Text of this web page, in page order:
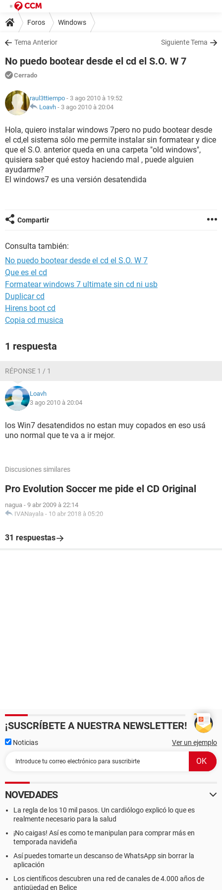
Foros Windows
Tema Anterior Siguiente Tema
No puedo bootear desde el cd el S.O. W 7
Cerrado
raul3ttiempo - 3 ago 2010 à 19:52
Loavh - 3 ago 2010 à 20:04
Hola, quiero instalar windows 7pero no pudo bootear desde
el cd,el sistema sólo me permite instalar sin formatear y dice
que el S.O. anterior queda en una carpeta "old windows",
quisiera saber qué estoy haciendo mal , puede alguien
ayudarme?
El windows7 es una versión desatendida
Compartir
Consulta también:
No puedo bootear desde el cd el S.O. W 7
Que es el cd
Formatear windows 7 ultimate sin cd ni usb
Duplicar cd
Hirens boot cd
Copia cd musica
1 respuesta
RÉPONSE 1 / 1
Loavh
3 ago 2010 à 20:04
los Win7 desatendidos no estan muy copados en eso usá
uno normal que te va a ir mejor.
Discusiones similares
Pro Evolution Soccer me pide el CD Original
nagua - 9 abr 2009 à 22:14
IVANayala - 10 abr 2018 à 05:20
31 respuestas
¡SUSCRÍBETE A NUESTRA NEWSLETTER!
Noticias Ver un ejemplo
NOVEDADES
La regla de los 10 mil pasos. Un cardiólogo explicó lo que es
realmente necesario para la salud
¡No caigas! Así es como te manipulan para comprar más en
temporada navideña
Así puedes tomarte un descanso de WhatsApp sin borrar la
aplicación
Los científicos descubren una red de canales de 4.000 años de
antigüedad en Belice